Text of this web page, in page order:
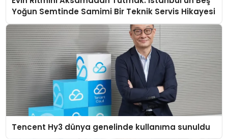
Yoğun Semtinde Samimi Bir Teknik Servis Hikayesi
Tencent Hy3 dünya genelinde kullanıma sunuldu